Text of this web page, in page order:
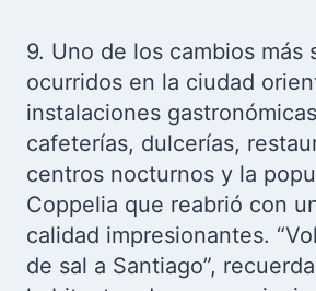
9. Uno de los cambios más
ocurridos en la ciudad
instalaciones
cafeterías, dulcerías,
centros nocturnos y la
Coppelia que reabrió con
calidad impresionantes.
de sal a Santiago”,